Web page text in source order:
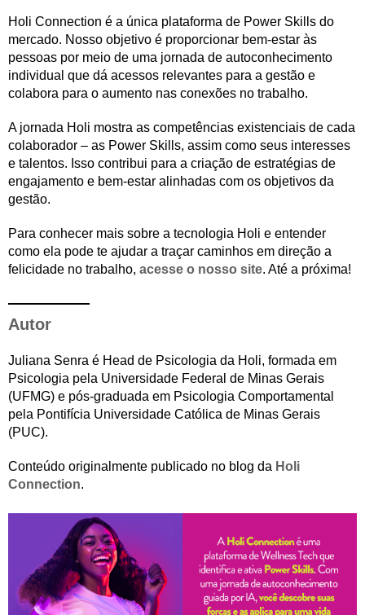
Holi Connection é a única plataforma de Power Skills do
mercado. Nosso objetivo é proporcionar bem-estar às
pessoas por meio de uma jornada de autoconhecimento
individual que dá acessos relevantes para a gestão e
colabora para o aumento nas conexões no trabalho.
A jornada Holi mostra as competências existenciais de cada
colaborador – as Power Skills, assim como seus interesses
e talentos. Isso contribui para a criação de estratégias de
engajamento e bem-estar alinhadas com os objetivos da
gestão.
Para conhecer mais sobre a tecnologia Holi e entender
como ela pode te ajudar a traçar caminhos em direção a
felicidade no trabalho, acesse o nosso site. Até a próxima!
Autor
Juliana Senra é Head de Psicologia da Holi, formada em
Psicologia pela Universidade Federal de Minas Gerais
(UFMG) e pós-graduada em Psicologia Comportamental
pela Pontifícia Universidade Católica de Minas Gerais
(PUC).
Conteúdo originalmente publicado no blog da Holi
Connection.